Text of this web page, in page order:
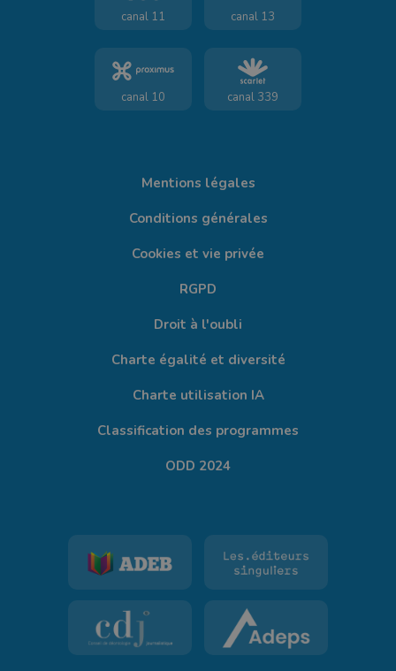
canal 11 canal 13
canal 10 canal 339
Mentions légales
Conditions générales
Cookies et vie privée
RGPD
Droit à l'oubli
Charte égalité et diversité
Charte utilisation IA
Classification des programmes
ODD 2024